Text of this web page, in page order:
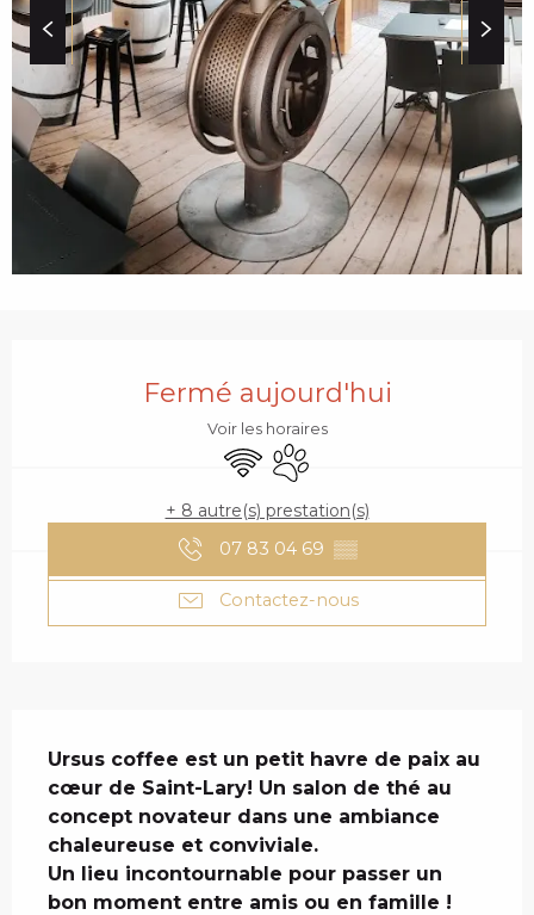
i
p
a
Fermé aujourd'hui
Voir les horaires
WiFi Animaux acceptés
+ 8 autre(s) prestation(s)
07 83 04 69 ▒▒
Contactez-nous
Ursus coffee est un petit havre de paix au
cœur de Saint-Lary! Un salon de thé au
concept novateur dans une ambiance
chaleureuse et conviviale.
Un lieu incontournable pour passer un
bon moment entre amis ou en famille !